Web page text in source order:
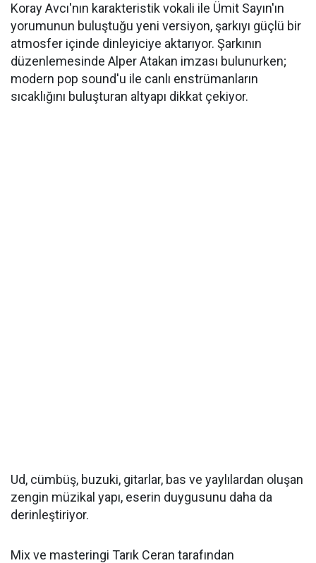
Koray Avcı'nın karakteristik vokali ile Ümit Sayın'ın
yorumunun buluştuğu yeni versiyon, şarkıyı güçlü bir
atmosfer içinde dinleyiciye aktarıyor. Şarkının
düzenlemesinde Alper Atakan imzası bulunurken;
modern pop sound'u ile canlı enstrümanların
sıcaklığını buluşturan altyapı dikkat çekiyor.
Ud, cümbüş, buzuki, gitarlar, bas ve yaylılardan oluşan
zengin müzikal yapı, eserin duygusunu daha da
derinleştiriyor.
Mix ve masteringi Tarık Ceran tarafından